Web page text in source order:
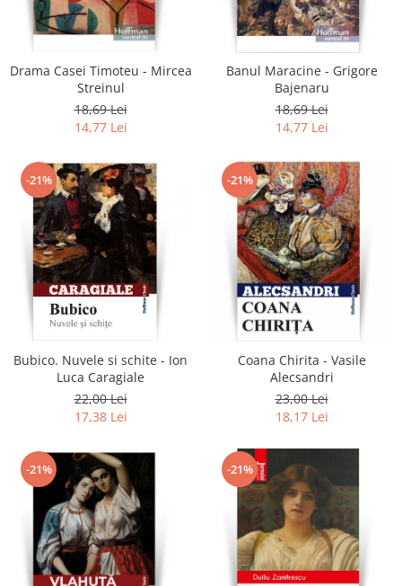
Literatura
Clasica
Contemporana
Non-fictiune
Calatorii
Memorii
Publicistica / Reportaje / Interviuri
Stiinte umaniste
Istorie
Sociologie si filozofie
Drama Casei Timoteu - Mircea
Streinul
18,69 Lei
14,77 Lei
Banul Maracine - Grigore
Bajenaru
18,69 Lei
14,77 Lei
-21%
Bubico. Nuvele si schite - Ion
Luca Caragiale
22,00 Lei
17,38 Lei
-21%
Coana Chirita - Vasile
Alecsandri
23,00 Lei
18,17 Lei
-21% -21%